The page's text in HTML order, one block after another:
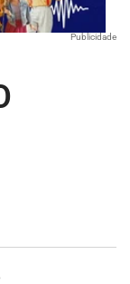
Publicidade